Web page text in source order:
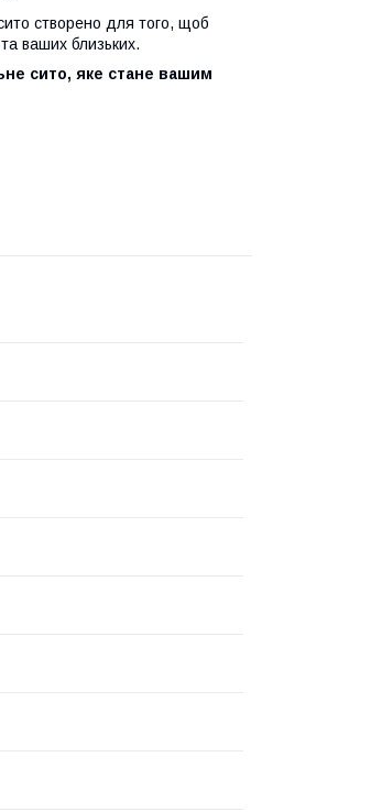
створено для того, щоб
ваших близьких.
сито, яке стане вашим